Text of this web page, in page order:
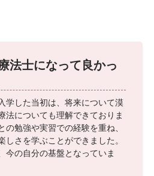
法士になって良かっ
学した当初は、将来について漠
法についても理解できておりま
の勉強や実習での経験を重ね、
しさを学ぶことができました。
今の自分の基盤となっていま